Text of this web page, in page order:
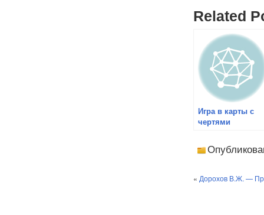
Related
Игра в карты с
чертями
« Дорохов В.Ж. —